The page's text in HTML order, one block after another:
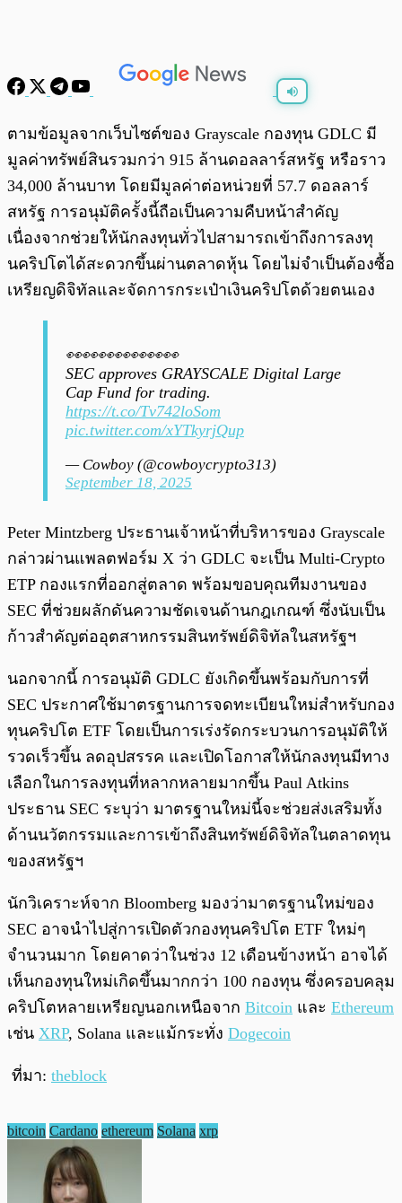
ตามข้อมูลจากเว็บไซต์ของ Grayscale กองทุน GDLC มี
มูลค่าทรัพย์สินรวมกว่า 915 ล้านดอลลาร์สหรัฐ หรือราว
34,000 ล้านบาท โดยมีมูลค่าต่อหน่วยที่ 57.7 ดอลลาร์
สหรัฐ การอนุมัติครั้งนี้ถือเป็นความคืบหน้าสำคัญ
เนื่องจากช่วยให้นักลงทุนทั่วไปสามารถเข้าถึงการลงทุ
นคริปโตได้สะดวกขึ้นผ่านตลาดหุ้น โดยไม่จำเป็นต้องซื้อ
เหรียญดิจิทัลและจัดการกระเป๋าเงินคริปโตด้วยตนเอง
👀👀👀👀👀👀👀
SEC approves GRAYSCALE Digital Large
Cap Fund for trading.
https://t.co/Tv742loSom
pic.twitter.com/xYTkyrjQup
— Cowboy (@cowboycrypto313)
September 18, 2025
Peter Mintzberg ประธานเจ้าหน้าที่บริหารของ Grayscale
กล่าวผ่านแพลตฟอร์ม X ว่า GDLC จะเป็น Multi-Crypto
ETP กองแรกที่ออกสู่ตลาด พร้อมขอบคุณทีมงานของ
SEC ที่ช่วยผลักดันความชัดเจนด้านกฎเกณฑ์ ซึ่งนับเป็น
ก้าวสำคัญต่ออุตสาหกรรมสินทรัพย์ดิจิทัลในสหรัฐฯ
นอกจากนี้ การอนุมัติ GDLC ยังเกิดขึ้นพร้อมกับการที่
SEC ประกาศใช้มาตรฐานการจดทะเบียนใหม่สำหรับกอง
ทุนคริปโต ETF โดยเป็นการเร่งรัดกระบวนการอนุมัติให้
รวดเร็วขึ้น ลดอุปสรรค และเปิดโอกาสให้นักลงทุนมีทาง
เลือกในการลงทุนที่หลากหลายมากขึ้น Paul Atkins
ประธาน SEC ระบุว่า มาตรฐานใหม่นี้จะช่วยส่งเสริมทั้ง
ด้านนวัตกรรมและการเข้าถึงสินทรัพย์ดิจิทัลในตลาดทุน
ของสหรัฐฯ
นักวิเคราะห์จาก Bloomberg มองว่ามาตรฐานใหม่ของ
SEC อาจนำไปสู่การเปิดตัวกองทุนคริปโต ETF ใหม่ๆ
จำนวนมาก โดยคาดว่าในช่วง 12 เดือนข้างหน้า อาจได้
เห็นกองทุนใหม่เกิดขึ้นมากกว่า 100 กองทุน ซึ่งครอบคลุม
คริปโตหลายเหรียญนอกเหนือจาก Bitcoin และ Ethereum
เช่น XRP, Solana และแม้กระทั่ง Dogecoin
ที่มา: theblock
bitcoin Cardano ethereum Solana xrp